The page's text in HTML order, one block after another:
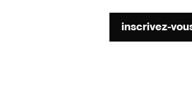
inscrivez-